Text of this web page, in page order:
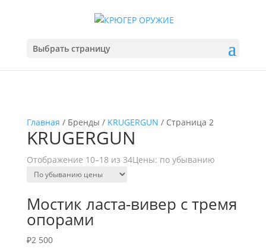
Выбрать страницу
Главная / Бренды / KRUGERGUN / Страница 2
KRUGERGUN
Отображение 10–18 из 34Цены: по убыванию
Мостик ласта-вивер с тремя
опорами
₽2 500